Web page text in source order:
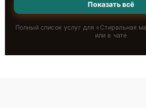
Показать всё
Полный список услуг для « Стиральная
или в чате